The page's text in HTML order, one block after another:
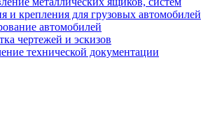
и крепления для грузовых автомобилей
автомобилей
чертежей и эскизов
технической документации